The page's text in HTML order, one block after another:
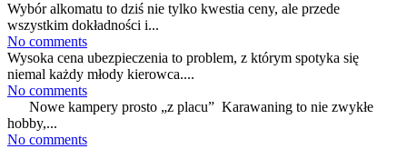
Wybór alkomatu to dziś nie tylko kwestia ceny, ale przede
wszystkim dokładności i...
No comments
Wysoka cena ubezpieczenia to problem, z którym spotyka się
niemal każdy młody kierowca....
No comments
Nowe kampery prosto „z placu” Karawaning to nie zwykłe
hobby,...
No comments